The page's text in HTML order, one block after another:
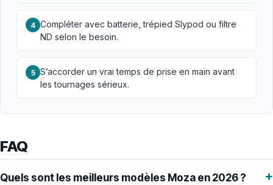
4 Compléter avec batterie, trépied Slypod ou filtre
ND selon le besoin.
5 S’accorder un vrai temps de prise en main avant
les tournages sérieux.
FAQ
Quels sont les meilleurs modèles Moza en 2026 ? +